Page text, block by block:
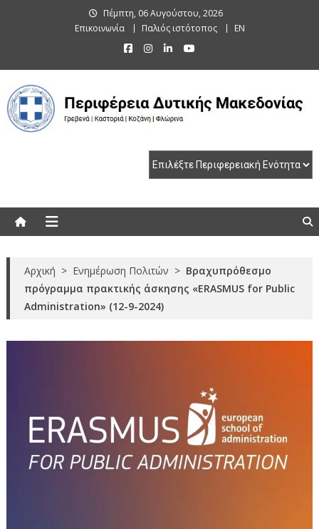
Πέμπτη, 06 Αυγούστου, 2026
Επικοινωνία
Παλιός ιστότοπος EN
Αρχική > Ενημέρωση Πολιτών > Βραχυπρόθεσμο
πρόγραμμα πρακτικής άσκησης «ERASMUS for Public
Administration» (12-9-2024)